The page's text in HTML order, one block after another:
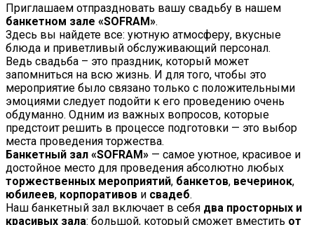
Приглашаем отпраздновать вашу свадьбу в нашем
банкетном зале «SOFRAM».
Здесь вы найдете все: уютную атмосферу, вкусные
блюда и приветливый обслуживающий персонал.
Ведь свадьба – это праздник, который может
запомниться на всю жизнь. И для того, чтобы это
мероприятие было связано только с положительными
эмоциями следует подойти к его проведению очень
обдуманно. Одним из важных вопросов, которые
предстоит решить в процессе подготовки — это выбор
места проведения торжества.
Банкетный зал «SOFRAM» — самое уютное, красивое и
достойное место для проведения абсолютно любых
торжественных мероприятий, банкетов, вечеринок,
юбилеев, корпоративов и свадеб.
Наш банкетный зал включает в себя два просторных и
красивых зала: большой, который сможет вместить от